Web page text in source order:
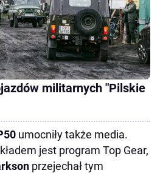
militarnych "Pilskie
umocniły także media.
jest program Top Gear,
przejechał tym